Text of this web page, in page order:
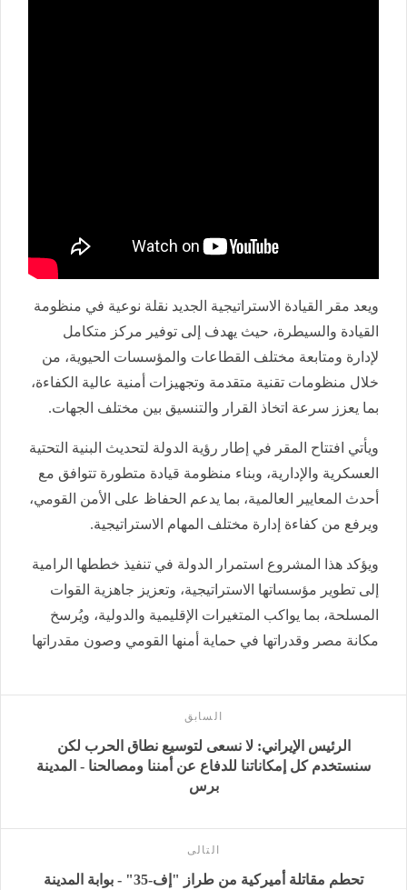
ويعد مقر القيادة الاستراتيجية الجديد نقلة نوعية في منظومة
القيادة والسيطرة، حيث يهدف إلى توفير مركز متكامل
لإدارة ومتابعة مختلف القطاعات والمؤسسات الحيوية، من
خلال منظومات تقنية متقدمة وتجهيزات أمنية عالية الكفاءة،
بما يعزز سرعة اتخاذ القرار والتنسيق بين مختلف الجهات.
ويأتي افتتاح المقر في إطار رؤية الدولة لتحديث البنية التحتية
العسكرية والإدارية، وبناء منظومة قيادة متطورة تتوافق مع
أحدث المعايير العالمية، بما يدعم الحفاظ على الأمن القومي،
ويرفع من كفاءة إدارة مختلف المهام الاستراتيجية.
ويؤكد هذا المشروع استمرار الدولة في تنفيذ خططها الرامية
إلى تطوير مؤسساتها الاستراتيجية، وتعزيز جاهزية القوات
المسلحة، بما يواكب المتغيرات الإقليمية والدولية، ويُرسخ
مكانة مصر وقدراتها في حماية أمنها القومي وصون مقدراتها
السابق
الرئيس الإيراني: لا نسعى لتوسيع نطاق الحرب لكن
سنستخدم كل إمكاناتنا للدفاع عن أمننا ومصالحنا - المدينة
برس
التالى
تحطم مقاتلة أميركية من طراز "إف-35" - بوابة المدينة